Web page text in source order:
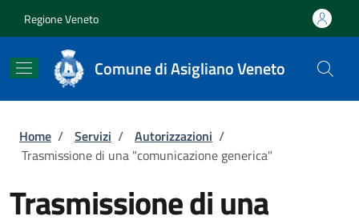
Regione Veneto
Comune di Asigliano Veneto
Briciole di pane
Home / Servizi / Autorizzazioni /
Trasmissione di una "comunicazione generica"
Trasmissione di una